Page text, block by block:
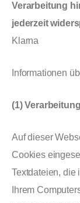
Verarbeitung
jederzeit
Klarna
Informationen
(1)
Auf dieser
Cookies
Textdateien, die
Ihrem